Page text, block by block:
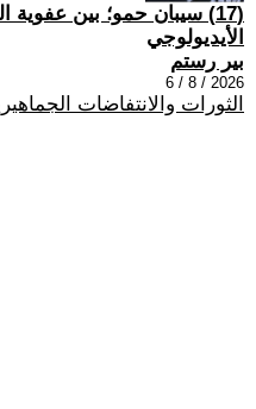
(17) سيبان حمو؛ بين عفوية
الأيديولوجي
بير رستم
2026 / 8 / 6
الثورات والانتفاضات